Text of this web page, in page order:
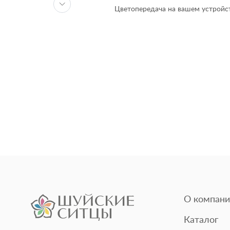
Цветопередача на вашем
О
Каталог